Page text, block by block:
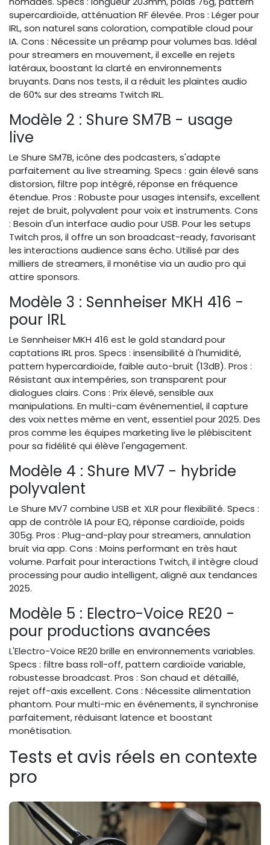
supercardioïde, atténuation RF élevée. Pros : Léger pour
IRL, son naturel sans coloration, compatible cloud pour
IA. Cons : Nécessite un préamp pour volumes bas. Idéal
pour streamers en mouvement, il excelle en rejets
latéraux, boostant la clarté en environnements
bruyants. Dans nos tests, il a réduit les plaintes audio
de 60% sur des streams Twitch IRL.
Modèle 2 : Shure SM7B - usage
live
Le Shure SM7B, icône des podcasters, s'adapte
parfaitement au live streaming. Specs : gain élevé sans
distorsion, filtre pop intégré, réponse en fréquence
étendue. Pros : Robuste pour usages intensifs, excellent
rejet de bruit, polyvalent pour voix et instruments. Cons
: Besoin d'un interface audio pour USB. Pour les setups
Twitch pros, il offre un son broadcast-ready, favorisant
les interactions audience sans écho. Utilisé par des
milliers de streamers, il monétise via un audio pro qui
attire sponsors.
Modèle 3 : Sennheiser MKH 416 -
pour IRL
Le Sennheiser MKH 416 est le gold standard pour
captations IRL pros. Specs : insensibilité à l'humidité,
pattern hypercardioïde, faible auto-bruit (13dB). Pros :
Résistant aux intempéries, son transparent pour
dialogues clairs. Cons : Prix élevé, sensible aux
manipulations. En multi-cam événementiel, il capture
des voix nettes même en vent, essentiel pour 2025. Des
pros comme les équipes marketing live le plébiscitent
pour sa fidélité qui élève l'engagement.
Modèle 4 : Shure MV7 - hybride
polyvalent
Le Shure MV7 combine USB et XLR pour flexibilité. Specs :
app de contrôle IA pour EQ, réponse cardioïde, poids
305g. Pros : Plug-and-play pour streamers, annulation
bruit via app. Cons : Moins performant en très haut
volume. Parfait pour interactions Twitch, il intègre cloud
processing pour audio intelligent, aligné aux tendances
2025.
Modèle 5 : Electro-Voice RE20 -
pour productions avancées
L'Electro-Voice RE20 brille en environnements variables.
Specs : filtre bass roll-off, pattern cardioïde variable,
robustesse broadcast. Pros : Son chaud et détaillé,
rejet off-axis excellent. Cons : Nécessite alimentation
phantom. Pour multi-mic en événements, il synchronise
parfaitement, réduisant latence et boostant
monétisation.
Tests et avis réels en contexte
pro